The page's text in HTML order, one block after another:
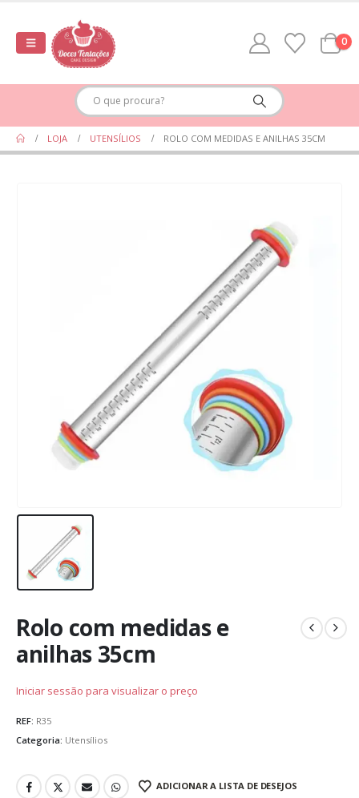
0
LOJA UTENSÍLIOS ROLO COM MEDIDAS E ANILHAS 35CM
Rolo com medidas e
anilhas 35cm
Iniciar sessão para visualizar o preço
REF: R35
Categoria: Utensílios
ADICIONAR A LISTA DE DESEJOS